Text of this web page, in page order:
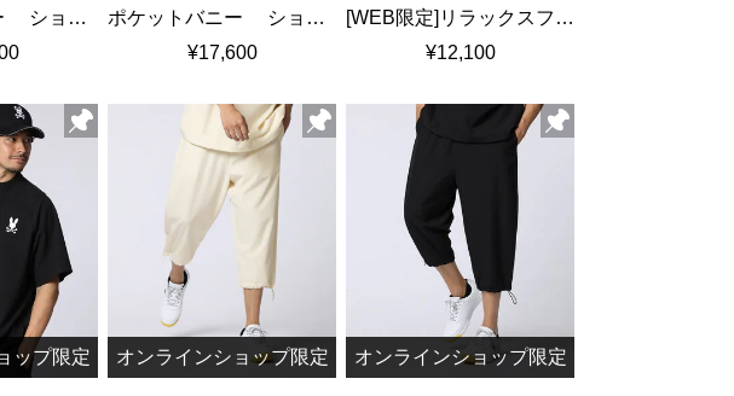
ポケットバニー ショートパンツ
ポケットバニー ショートパンツ
¥17,600
[WEB限定]リラックスフィット ロゴモックネックTシャツ
¥12,100
ップ限定 オンラインショップ限定 オンラインショップ限定